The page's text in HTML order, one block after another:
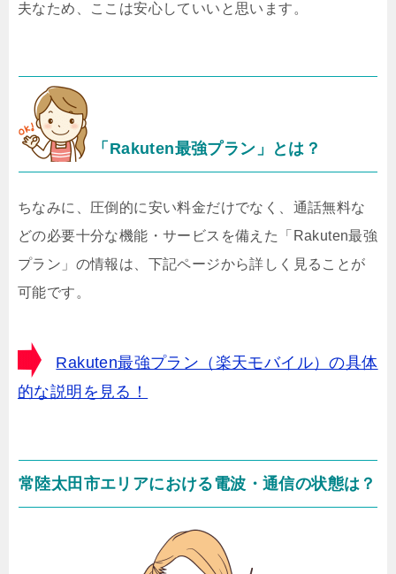
夫なため、ここは安心していいと思います。
「Rakuten最強プラン」とは？
ちなみに、圧倒的に安い料金だけでなく、通話無料な
どの必要十分な機能・サービスを備えた「Rakuten最強
プラン」の情報は、下記ページから詳しく見ることが
可能です。
Rakuten最強プラン（楽天モバイル）の具体
的な説明を見る！
常陸太田市エリアにおける電波・通信の状態は？